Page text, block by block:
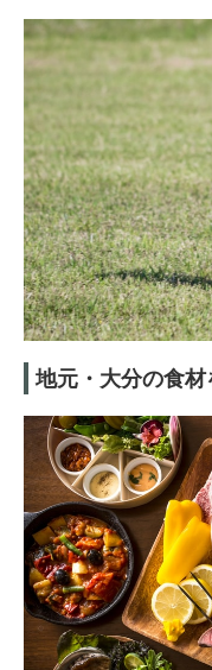
地元・大分の食